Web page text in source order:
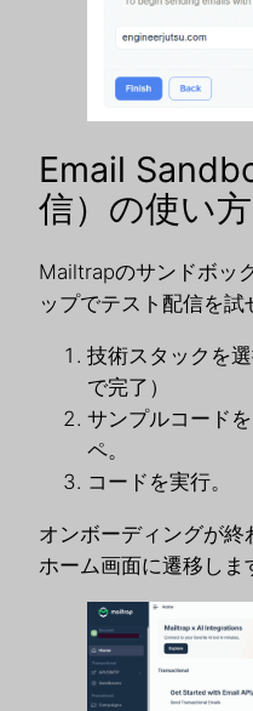
Email
信）の使い方
Mailtrapのサンドボッ
ップでテスト配信を試
技術スタックを
で完了）
サンプルコード
ペ。
コードを実行。
オンボーディングが
ホーム画面に遷移しま